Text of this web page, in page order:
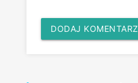
DODAJ KOMENTARZ